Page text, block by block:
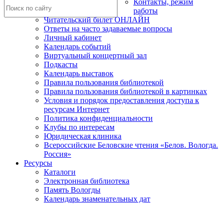
Контакты, режим
работы
Читательский билет ОНЛАЙН
Ответы на часто задаваемые вопросы
Личный кабинет
Календарь событий
Виртуальный концертный зал
Подкасты
Календарь выставок
Правила пользования библиотекой
Правила пользования библиотекой в картинках
Условия и порядок предоставления доступа к
ресурсам Интернет
Политика конфиденциальности
Клубы по интересам
Юридическая клиника
Всероссийские Беловские чтения «Белов. Вологда.
Россия»
Ресурсы
Каталоги
Электронная библиотека
Память Вологды
Календарь знаменательных дат